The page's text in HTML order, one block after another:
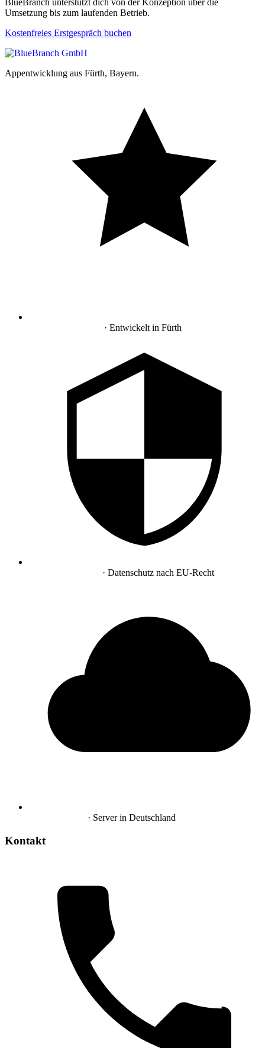
BlueBranch unterstützt dich von der Konzeption über die
Umsetzung bis zum laufenden Betrieb.
Kostenfreies Erstgespräch buchen
Appentwicklung aus Fürth, Bayern.
· Entwickelt in Fürth
· Datenschutz nach EU-Recht
· Server in Deutschland
Kontakt